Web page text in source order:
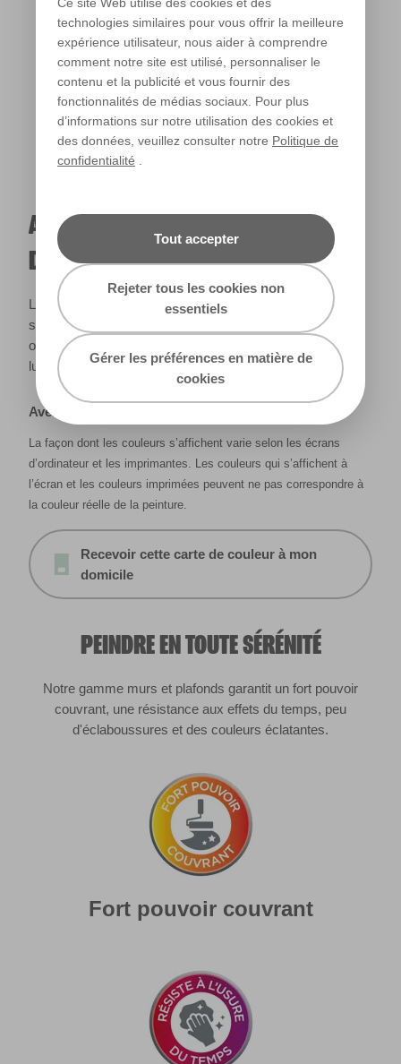
technologies similaires pour vous offrir la meilleure
expérience utilisateur, nous aider à comprendre
comment notre site est utilisé, personnaliser le
contenu et la publicité et vous fournir des
fonctionnalités de médias sociaux. Pour plus
d’informations sur notre utilisation des cookies et
des données, veuillez consulter notre Politique de
confidentialité
Tout accepter
Rejeter tous les cookies non
essentiels
Gérer les préférences en matière de
cookies
Lumière chaude
A QUOI RESSEMBLERA CETTE COULEUR
DANS VOTRE MAISON ?
La lumière naturelle et l’éclairage jouent un rôle important
sur le rendu des couleurs dans votre maison. Utilisez cet
outil pour voir le rendu de votre couleur en fonction de la
lumière.
Avertissement
La façon dont les couleurs s’affichent varie selon les écrans
d’ordinateur et les imprimantes. Les couleurs qui s’affichent à
l’écran et les couleurs imprimées peuvent ne pas correspondre à
la couleur réelle de la peinture.
Recevoir cette carte de couleur à mon
domicile
PEINDRE EN TOUTE SÉRÉNITÉ
Notre gamme murs et plafonds garantit un fort pouvoir
couvrant, une résistance aux effets du temps, peu
d'éclaboussures et des couleurs éclatantes.
Fort pouvoir couvrant